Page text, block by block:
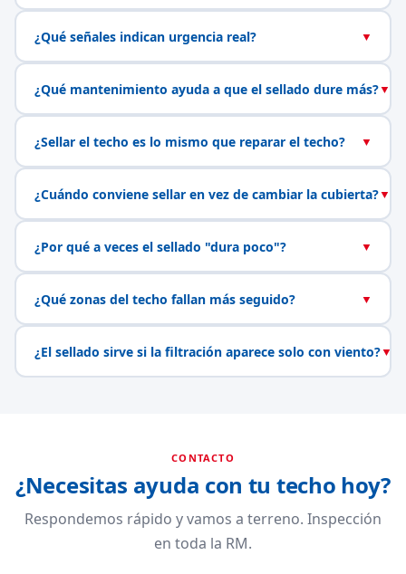
¿Qué señales indican urgencia real? ▼
¿Qué mantenimiento ayuda a que el sellado dure más?▼
¿Sellar el techo es lo mismo que reparar el techo? ▼
¿Cuándo conviene sellar en vez de cambiar la cubierta?▼
¿Por qué a veces el sellado "dura poco"? ▼
¿Qué zonas del techo fallan más seguido? ▼
¿El sellado sirve si la filtración aparece solo con viento?▼
CONTACTO
¿Necesitas ayuda con tu techo hoy?
Respondemos rápido y vamos a terreno. Inspección
en toda la RM.